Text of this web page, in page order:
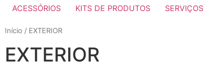
ACESSÓRIOS
KITS DE PRODUTOS SERVIÇOS
Início / EXTERIOR
EXTERIOR